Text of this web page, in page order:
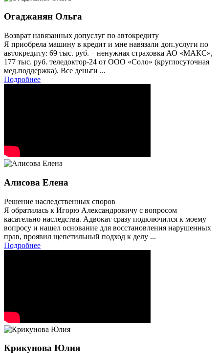
Огаджанян Ольга
Возврат навязанных допуслуг по автокредиту
Я приобрела машину в кредит и мне навязали доп.услуги по
автокредиту: 69 тыс. руб. – ненужная страховка АО «МАКС»,
177 тыс. руб. теледоктор-24 от ООО «Соло» (круглосуточная
мед.поддержка). Все деньги ...
Подробнее
Алисова Елена
Решение наследственных споров
Я обратилась к Игорю Александровичу с вопросом
касательно наследства. Адвокат сразу подключился к моему
вопросу и нашел основание для восстановления нарушенных
прав, проявил щепетильный подход к делу ...
Подробнее
Крикунова Юлия